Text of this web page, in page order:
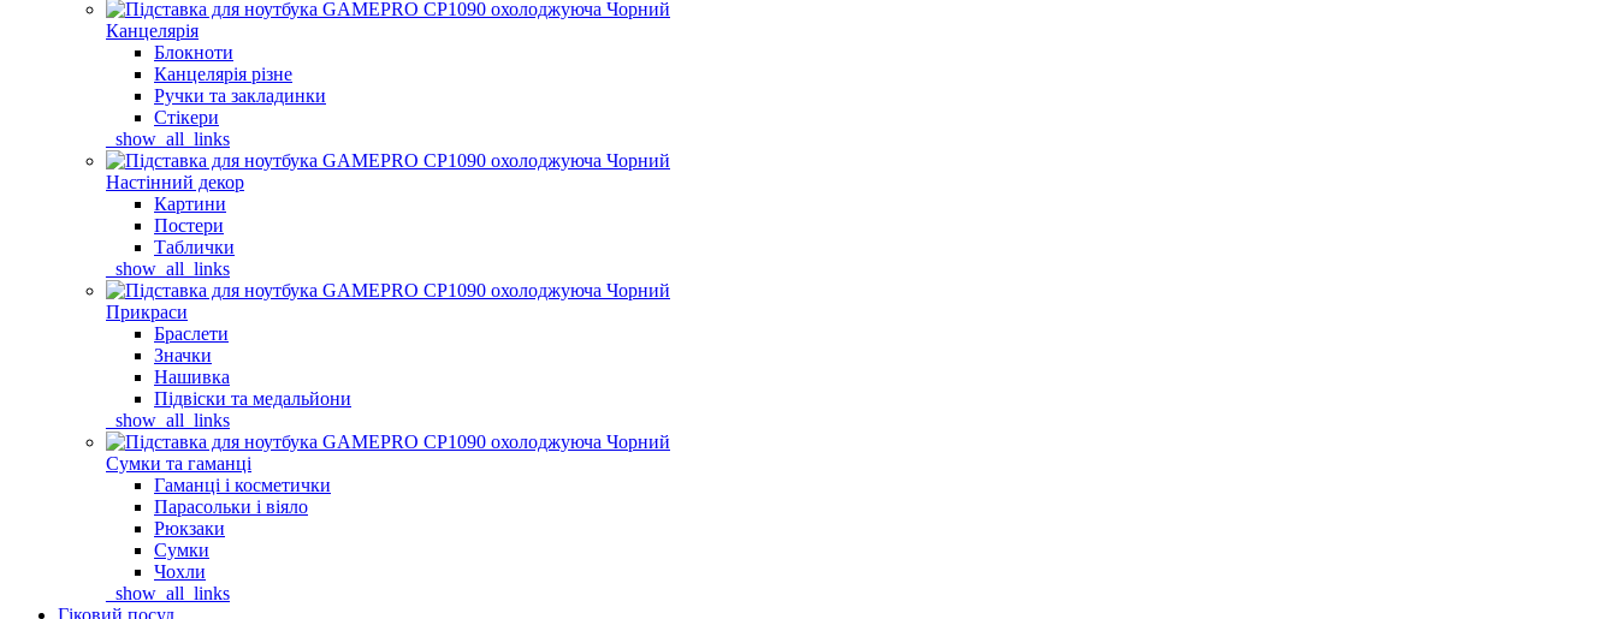
Канцелярія
Блокноти
Канцелярія різне
Ручки та закладинки
Стікери
_show_all_links
Настінний декор
Картини
Постери
Таблички
_show_all_links
Прикраси
Браслети
Значки
Нашивка
Підвіски та медальйони
_show_all_links
Сумки та гаманці
Гаманці і косметички
Парасольки і віяло
Рюкзаки
Сумки
Чохли
_show_all_links